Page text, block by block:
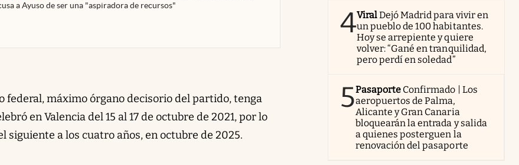
a Ayuso de ser una "aspiradora de recursos"
federal, máximo órgano decisorio del partido, tenga
en Valencia del 15 al 17 de octubre de 2021, por lo
siguiente a los cuatro años, en octubre de 2025.
4ViralDejó Madrid para vivir en
un pueblo de 100 habitantes.
Hoy se arrepiente y quiere
volver: “Gané en tranquilidad,
pero perdí en soledad”
5Pasaporte Confirmado | Los
aeropuertos de Palma,
Alicante y Gran Canaria
bloquearán la entrada y salida
a quienes posterguen la
renovación del pasaporte